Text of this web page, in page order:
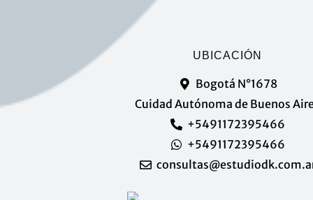
UBICACIÓN
Bogotá N°1678
Cuidad Autónoma de Buenos
+5491172395466
+5491172395466